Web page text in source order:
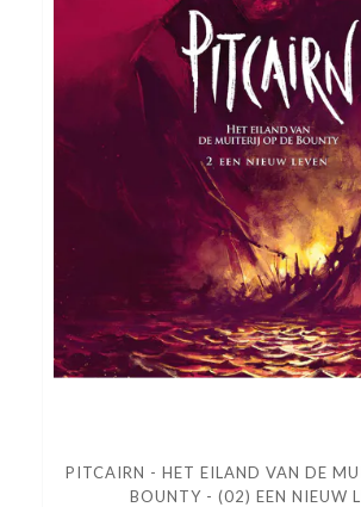
PITCAIRN - HET EILAND VAN DE
BOUNTY - (02) EEN NIEUW